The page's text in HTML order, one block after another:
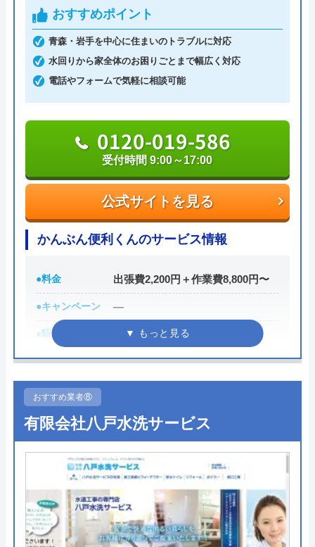
や水漏れ修理に対応。受付時間は7:00～22:00です。
365日年中無休で営業しているので、週末や祝日で
も依頼が可能です。電話を掛けると、受付から最短
30分で駆けつけてくれます。排水管のつまり、あふ
れなど、急なトラブルが発生しても迅速に対応して
くれます。
「WEBを見た」と伝えれば、料金から1,000円割引
に。例えば排水管の修理見積は0円。排水管修理費
用は2,200円～。業界最安値に挑戦しているので、良
心的な価格です。
クレジットカード決済、銀行支払い、コンビニでの
公式サイトを見る
050-3000-4096
受付時間 24時間
水の110番救急車の基本情報
運営会社 株式会社JUNコーポレーション
代表者 高野祐二
所在地
〒158-0095
おすすめポイント
青森・岩手を中心に住まいのトラブルに対応
水回りから家全体のお困りごとまで幅広く対応
電話やフォームで気軽に相談可能
公式サイトを見る
0120-019-586
受付時間 9:00～17:00
かんぶん便利くんのサービス情報
●料金 出張費2,200円＋作業費8,800円〜
●キャンペーン ―
●駆けつけ時間
●受付時間
9:00～17:00（二戸店）
8:30～17:30（岩手町店・三戸店・
●定休日 なし
●出張見積もり 見積無料
●支払い方法 ―
●累計実績 ―
●保証・保険 ―
おすすめ業者⑧
有限会社八戸水洗サービス